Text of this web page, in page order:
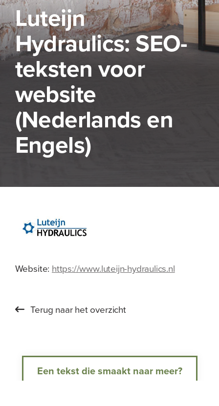
Luteijn
Hydraulics: SEO-
teksten voor
website
(Nederlands en
Engels)
Website: https://www.luteijn-hydraulics.nl
Terug naar het overzicht
Een tekst die smaakt naar meer?